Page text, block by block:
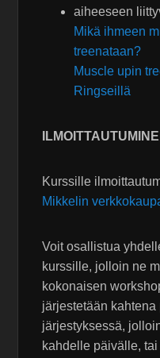
aiheeseen
Mikä ihmeen
treenataan?
Muscle upin
Ringseillä
Kurssille
Mikkelin
Voit osallistua
kurssille, jolloin ne
kokonaisen
järjestetään
järjestyksessä,
kahdelle päivälle,